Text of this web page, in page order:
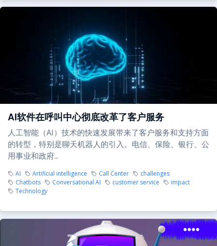
AI软件在呼叫中心彻底改革了客户服务
人工智能（AI）技术的快速发展带来了客户服务和支持方面
的转型，特别是聊天机器人的引入。电信、保险、银行、公
用事业和政府...
AI Artificial intelligence Call Center
challenges
Chatbots
Conversational AI customer service
impact
Technology